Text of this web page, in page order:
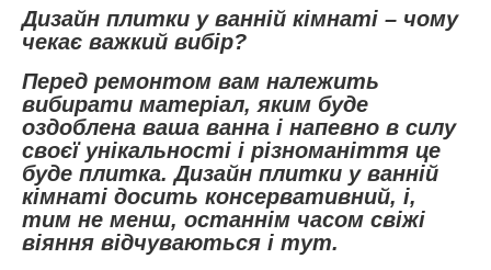
Дизайн плитки у ванній кімнаті – чому
чекає важкий вибір?
Перед ремонтом вам належить
вибирати матеріал, яким буде
оздоблена ваша ванна і напевно в силу
своєї унікальності і різноманіття це
буде плитка. Дизайн плитки у ванній
кімнаті досить консервативний, і,
тим не менш, останнім часом свіжі
віяння відчуваються і тут.